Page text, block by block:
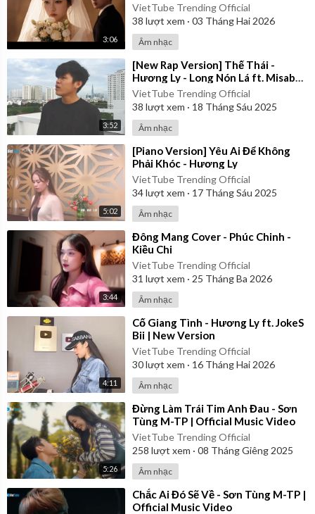
3:06
VietTube Trending Official
38 lượt xem · 03 Tháng Hai 2026
Âm nhạc
3:52
⁣[New Rap Version] Thế Thái -
Hương Ly - Long Nón Lá ft. Misabae
Cover
VietTube Trending Official
38 lượt xem · 18 Tháng Sáu 2025
Âm nhạc
5:02
⁣[Piano Version] Yêu Ai Để Không
Phải Khóc - Hương Ly
VietTube Trending Official
34lượt xem · 17 Tháng Sáu 2025
Âm nhạc
3:44
⁣Đông Mang Cover - Phúc Chinh -
Kiều Chi
VietTube Trending Official
31 lượt xem · 25 Tháng Ba 2026
Âm nhạc
4:11
⁣Cố Giang Tình - Hương Ly ft. JokeS
Bii | New Version
VietTube Trending Official
30lượt xem · 16 Tháng Hai 2026
Âm nhạc
5:26
⁣Đừng Làm Trái Tim Anh Đau - Sơn
Tùng M-TP | Official Music Video
VietTube Trending Official
258 lượt xem · 08 Tháng Giêng 2025
Âm nhạc
⁣Chắc Ai Đó Sẽ Về - Sơn Tùng M-TP |
Official Music Video